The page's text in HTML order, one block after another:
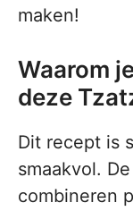
maken!
Waarom
deze
Dit recept is
smaakvol.
combineren